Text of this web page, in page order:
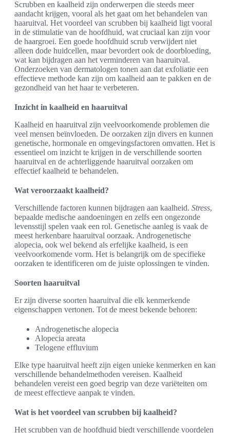
Scrubben en kaalheid zijn onderwerpen die steeds meer
aandacht krijgen, vooral als het gaat om het behandelen van
haaruitval. Het voordeel van scrubben bij kaalheid ligt vooral
in de stimulatie van de hoofdhuid, wat cruciaal kan zijn voor
de haargroei. Een goede hoofdhuid scrub verwijdert niet
alleen dode huidcellen, maar bevordert ook de doorbloeding,
wat kan bijdragen aan het verminderen van haaruitval.
Onderzoeken van dermatologen tonen aan dat exfoliatie een
effectieve methode kan zijn om kaalheid aan te pakken en de
gezondheid van het haar te verbeteren.
Inzicht in kaalheid en haaruitval
Kaalheid en haaruitval zijn veelvoorkomende problemen die
veel mensen beïnvloeden. De oorzaken zijn divers en kunnen
genetische, hormonale en omgevingsfactoren omvatten. Het is
essentieel om inzicht te krijgen in de verschillende soorten
haaruitval en de achterliggende haaruitval oorzaken om
effectief kaalheid te behandelen.
Wat veroorzaakt kaalheid?
Verschillende factoren kunnen bijdragen aan kaalheid. Stress,
bepaalde medische aandoeningen en zelfs een ongezonde
levensstijl spelen vaak een rol. Genetische aanleg is vaak de
meest herkenbare haaruitval oorzaak. Androgenetische
alopecia, ook wel bekend als erfelijke kaalheid, is een
veelvoorkomende vorm. Het is belangrijk om de specifieke
oorzaken te identificeren om de juiste oplossingen te vinden.
Soorten haaruitval
Er zijn diverse soorten haaruitval die elk kenmerkende
eigenschappen vertonen. Tot de meest bekende behoren:
Androgenetische alopecia
Alopecia areata
Telogene effluvium
Elke type haaruitval heeft zijn eigen unieke kenmerken en kan
verschillende behandelmethoden vereisen. Kaalheid
behandelen vereist een goed begrip van deze variëteiten om
de meest effectieve aanpak te vinden.
Wat is het voordeel van scrubben bij kaalheid?
Het scrubben van de hoofdhuid biedt verschillende voordelen